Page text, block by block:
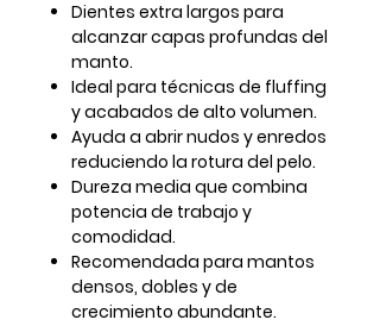
Dientes extra largos para
alcanzar capas profundas del
manto.
Ideal para técnicas de fluffing
y acabados de alto volumen.
Ayuda a abrir nudos y enredos
reduciendo la rotura del pelo.
Dureza media que combina
potencia de trabajo y
comodidad.
Recomendada para mantos
densos, dobles y de
crecimiento abundante.